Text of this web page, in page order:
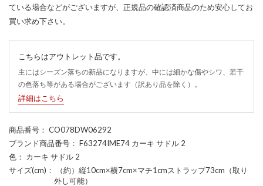
ている場合などがございますが、正規品の確認済商品のため安心してお
買い求め下さい。
こちらはアウトレット品です。
主にはシーズン落ちの新品になりますが、中には細かな傷やシワ、若干
の色落ち等がある場合がございます（訳あり品を除く）。
詳細はこちら
商品番号 ： CO078DW06292
ブランド商品番号 ： F63274IME74 カーキ サドル 2
色 ： カーキ サドル 2
サイズ(cm) ： （約）縦10cm×横7cm×マチ1cmストラップ73cm（取り
外し可能）